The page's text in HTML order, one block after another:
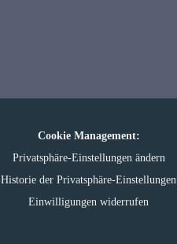
Cookie Management:
Privatsphäre-Einstellungen ändern
Historie der Privatsphäre-Einstellungen
Einwilligungen widerrufen